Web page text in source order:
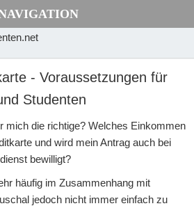
- Voraussetzungen für
Studenten
mich die richtige? Welches Einkommen
und wird mein Antrag auch bei
bewilligt?
häufig im Zusammenhang mit
jedoch nicht immer einfach zu